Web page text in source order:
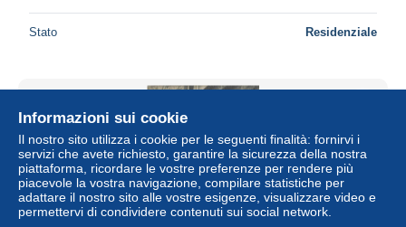
Stato Residenziale
Informazioni sui cookie
Il nostro sito utilizza i cookie per le seguenti finalità: fornirvi i
servizi che avete richiesto, garantire la sicurezza della nostra
piattaforma, ricordare le vostre preferenze per rendere più
piacevole la vostra navigazione, compilare statistiche per
adattare il nostro sito alle vostre esigenze, visualizzare video e
permettervi di condividere contenuti sui social network.